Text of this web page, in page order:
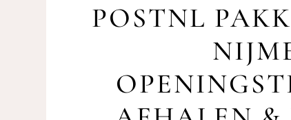
POSTNL